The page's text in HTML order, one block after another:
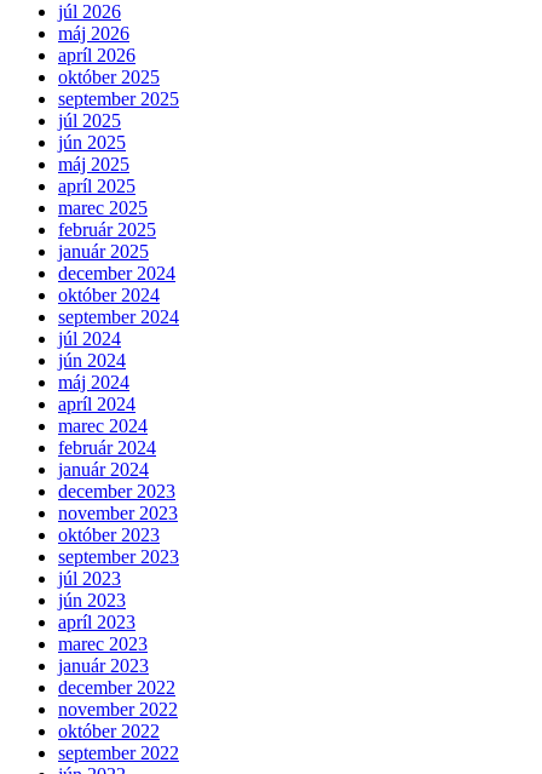
júl 2026
máj 2026
apríl 2026
október 2025
september 2025
júl 2025
jún 2025
máj 2025
apríl 2025
marec 2025
február 2025
január 2025
december 2024
október 2024
september 2024
júl 2024
jún 2024
máj 2024
apríl 2024
marec 2024
február 2024
január 2024
december 2023
november 2023
október 2023
september 2023
júl 2023
jún 2023
apríl 2023
marec 2023
január 2023
december 2022
november 2022
október 2022
september 2022